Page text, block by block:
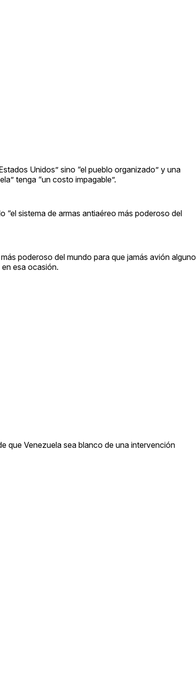
Unidos” sino “el pueblo organizado” y una
tenga “un costo impagable”.
“el sistema de armas antiaéreo más poderoso del
poderoso del mundo para que jamás avión alguno
esa ocasión.
que Venezuela sea blanco de una intervención